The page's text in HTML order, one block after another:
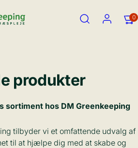
Søg Konto
Se
min
Se
min
0
produkter
sortiment hos DM Greenkeeping
tilbyder vi et omfattende udvalg af
til at hjælpe dig med at skabe og